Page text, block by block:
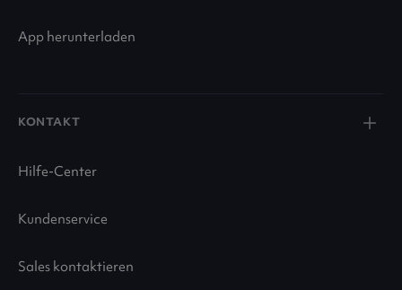
App herunterladen
KONTAKT
Hilfe-Center
Kundenservice
Sales kontaktieren